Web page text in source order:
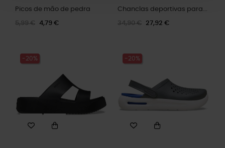
Picos de mão de pedra
5,99 € 4,79 €
Chanclas deportivas para...
34,90 € 27,92 €
-20% -20%